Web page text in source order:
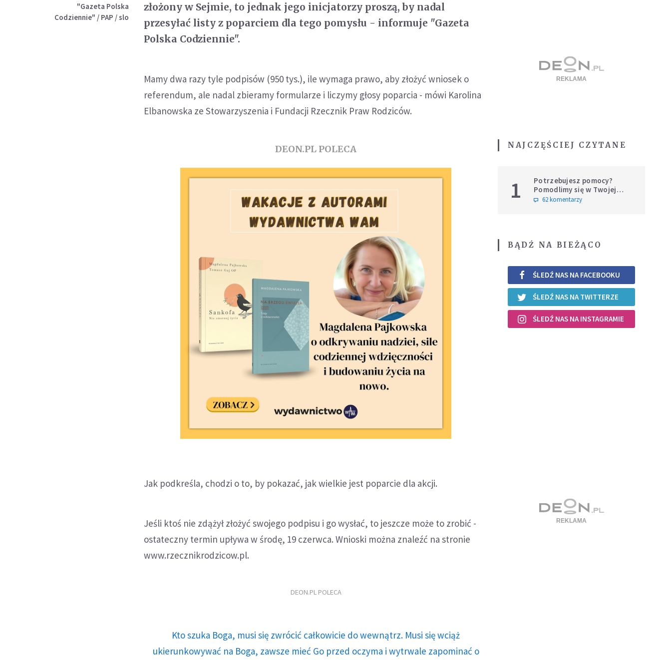
"Gazeta Polska
Codziennie" / PAP / slo
złożony w Sejmie, to jednak jego inicjatorzy proszą, by nadal
przesyłać listy z poparciem dla tego pomysłu - informuje "Gazeta
Polska Codziennie".
Mamy dwa razy tyle podpisów (950 tys.), ile wymaga prawo, aby złożyć wniosek o
referendum, ale nadal zbieramy formularze i liczymy głosy poparcia - mówi Karolina
Elbanowska ze Stowarzyszenia i Fundacji Rzecznik Praw Rodziców.
DEON.PL POLECA
Jak podkreśla, chodzi o to, by pokazać, jak wielkie jest poparcie dla akcji.
Jeśli ktoś nie zdążył złożyć swojego podpisu i go wysłać, to jeszcze może to zrobić -
ostateczny termin upływa w środę, 19 czerwca. Wnioski można znaleźć na stronie
www.rzecznikrodzicow.pl.
DEON.PL POLECA
Kto szuka Boga, musi się zwrócić całkowicie do wewnątrz. Musi się wciąż
ukierunkowywać na Boga, zawsze mieć Go przed oczyma i wytrwale zapominać o
NAJCZĘŚCIEJ CZYTANE
1
Potrzebujesz pomocy?
Pomodlimy się w Twojej
intencji
62 komentarzy
BĄDŹ NA BIEŻĄCO
ŚLEDŹ NAS NA FACEBOOKU
ŚLEDŹ NAS NA TWITTERZE
ŚLEDŹ NAS NA INSTAGRAMIE